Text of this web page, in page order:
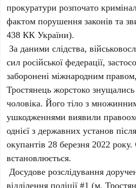
прокуратури розпочато
фактом порушення законів та
438 КК України).
За даними слідства,
сил російської федерації,
заборонені міжнародним
Тростянець жорстоко
чоловіка. Його тіло з
ушкодженнями виявили
однієї з державних установ
окупантів 28 березня 2022
встановлюється.
Досудове розслідування
відділення поліції #1 (м.